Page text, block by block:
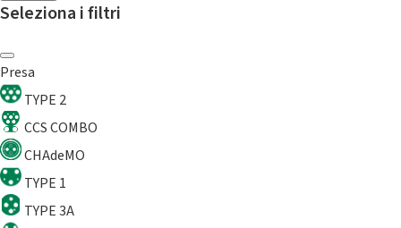
Seleziona i filtri
Presa
TYPE 2
CCS COMBO
CHAdeMO
TYPE 1
TYPE 3A